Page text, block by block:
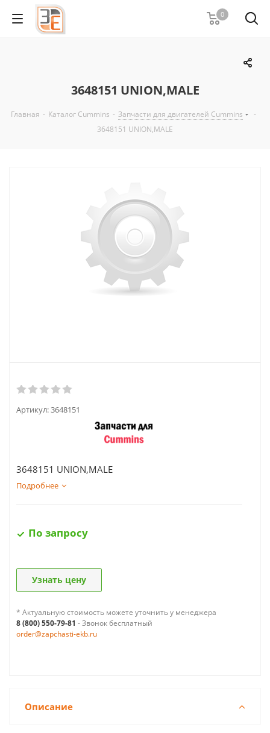
0
3648151 UNION,MALE
Главная - Каталог Cummins - Запчасти для двигателей Cummins
-
3648151 UNION,MALE
Артикул:3648151
3648151 UNION,MALE
Подробнее
По запросу
Узнать цену
* Актуальную стоимость можете уточнить у менеджера
8 (800) 550-79-81 - Звонок бесплатный
order@zapchasti-ekb.ru
Описание